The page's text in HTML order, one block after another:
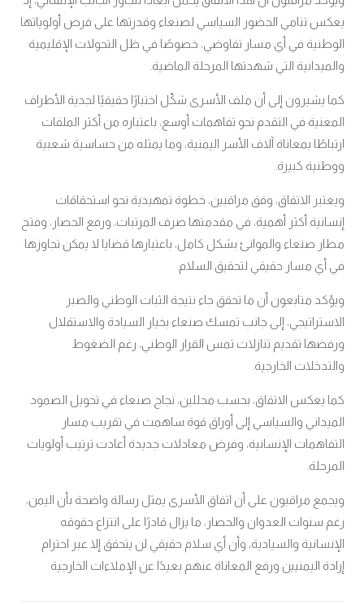
يعكس تنامي الحضور السياسي لصنعاء وقدرتها على فرض أولوياتها
الوطنية في أي مسار تفاوضي، خصوصًا في ظل التحولات الإقليمية
والميدانية التي شهدتها المرحلة الماضية
كما يشيرون إلى أن ملف الأسرى شكّل اختبارًا حقيقيًا لجدية الأطراف
المعنية في التقدم نحو تفاهمات أوسع، باعتباره من أكثر الملفات
ارتباطًا بمعاناة آلاف الأسر اليمنية، وما يمثله من حساسية شعبية
ووطنية كبيرة
ويعتبر الاتفاق، وفق مراقبين، خطوة تمهيدية نحو استحقاقات
إنسانية أكثر أهمية، في مقدمتها صرف المرتبات، ورفع الحصار، وفتح
مطار صنعاء والموانئ بشكل كامل، باعتبارها قضايا لا يمكن تجاوزها
في أي مسار حقيقي لتحقيق السلام
ويؤكد متابعون أن ما تحقق جاء نتيجة الثبات الوطني والصبر
الاستراتيجي، إلى جانب تمسك صنعاء بخيار السيادة والاستقلال
ورفضها تقديم تنازلات تمس القرار الوطني، رغم الضغوط
والتدخلات الخارجية
كما يعكس الاتفاق، بحسب محللين، نجاح صنعاء في تحويل الصمود
الميداني والسياسي إلى أوراق قوة ساهمت في تقريب مسار
التفاهمات الإنسانية، وفرض معادلات جديدة أعادت ترتيب أولويات
المرحلة
ويجمع مراقبون على أن اتفاق الأسرى يمثل رسالة واضحة بأن اليمن،
رغم سنوات العدوان والحصار، ما يزال قادرًا على انتزاع حقوقه
الإنسانية والسيادية، وأن أي سلام حقيقي لن يتحقق إلا عبر احترام
إرادة اليمنيين ورفع المعاناة عنهم بعيدًا عن الإملاءات الخارجية